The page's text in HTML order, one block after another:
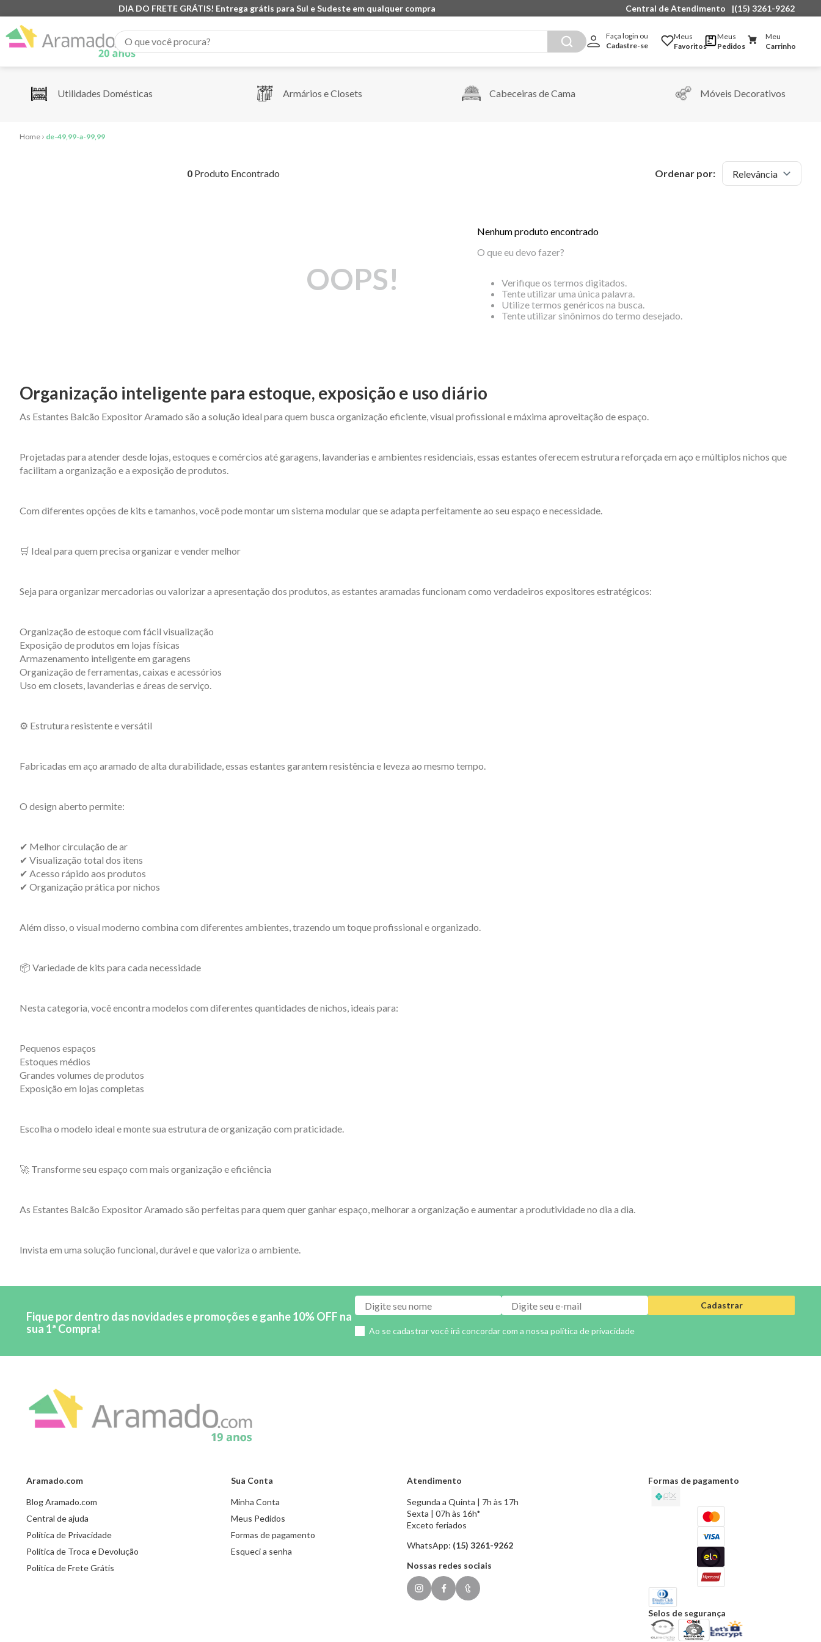
DIA DO FRETE GRÁTIS! Entrega grátis para Sul e Sudeste em qualquer compra Central de Atendimento |(15) 3261-9262
O que você procura?
Faça login ou
Cadastre-se
Meus
Favoritos
Meus
Pedidos
Meu
Carrinho
Utilidades Domésticas Armários e Closets Cabeceiras de Cama Móveis Decorativos
de-49,99-a-99,99
0 Produto Encontrado Ordenar por: Relevância
OOPS!
Nenhum produto encontrado
O que eu devo fazer?
Verifique os termos digitados.
Tente utilizar uma única palavra.
Utilize termos genéricos na busca.
Tente utilizar sinônimos do termo desejado.
Organização inteligente para estoque, exposição e uso diário
As Estantes Balcão Expositor Aramado são a solução ideal para quem busca organização eficiente, visual profissional e máxima aproveitação de espaço.
Projetadas para atender desde lojas, estoques e comércios até garagens, lavanderias e ambientes residenciais, essas estantes oferecem estrutura reforçada em aço e múltiplos nichos que
facilitam a organização e a exposição de produtos.
Com diferentes opções de kits e tamanhos, você pode montar um sistema modular que se adapta perfeitamente ao seu espaço e necessidade.
🛒 Ideal para quem precisa organizar e vender melhor
Seja para organizar mercadorias ou valorizar a apresentação dos produtos, as estantes aramadas funcionam como verdadeiros expositores estratégicos:
Organização de estoque com fácil visualização
Exposição de produtos em lojas físicas
Armazenamento inteligente em garagens
Organização de ferramentas, caixas e acessórios
Uso em closets, lavanderias e áreas de serviço.
⚙️ Estrutura resistente e versátil
Fabricadas em aço aramado de alta durabilidade, essas estantes garantem resistência e leveza ao mesmo tempo.
O design aberto permite:
✔ Melhor circulação de ar
✔ Visualização total dos itens
✔ Acesso rápido aos produtos
✔ Organização prática por nichos
Além disso, o visual moderno combina com diferentes ambientes, trazendo um toque profissional e organizado.
📦 Variedade de kits para cada necessidade
Nesta categoria, você encontra modelos com diferentes quantidades de nichos, ideais para:
Pequenos espaços
Estoques médios
Grandes volumes de produtos
Exposição em lojas completas
Escolha o modelo ideal e monte sua estrutura de organização com praticidade.
🚀 Transforme seu espaço com mais organização e eficiência
As Estantes Balcão Expositor Aramado são perfeitas para quem quer ganhar espaço, melhorar a organização e aumentar a produtividade no dia a dia.
Invista em uma solução funcional, durável e que valoriza o ambiente.
Fique por dentro das novidades e promoções e ganhe 10% OFF na
sua 1ª Compra!
Cadastrar
Ao se cadastrar você irá concordar com a nossapolítica de privacidade
Aramado.com
Blog Aramado.com
Central de ajuda
Política de Privacidade
Política de Troca e Devolução
Política de Frete Grátis
Sua Conta
Minha Conta
Meus Pedidos
Formas de pagamento
Esqueci a senha
Atendimento
Segunda a Quinta | 7h às 17h
Sexta | 07h às 16h*
Exceto feriados
WhatsApp: (15) 3261-9262
Nossas redes sociais
Formas de pagamento
Selos de segurança